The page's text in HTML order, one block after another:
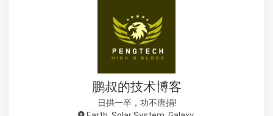
鹏叔的技术博客
日拱一卒，功不唐捐!